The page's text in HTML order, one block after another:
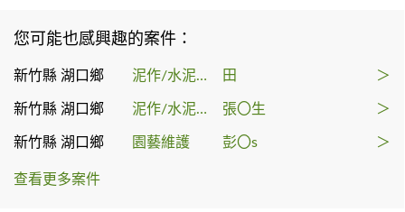
您可能也感興趣的案件：
新竹縣 湖口鄉 泥作/水泥施工 田 ＞
新竹縣 湖口鄉 泥作/水泥施工 張〇生 ＞
新竹縣 湖口鄉 園藝維護 彭〇s ＞
查看更多案件